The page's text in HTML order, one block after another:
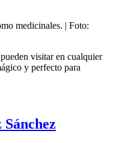
medicinales. | Foto:
visitar en cualquier
y perfecto para